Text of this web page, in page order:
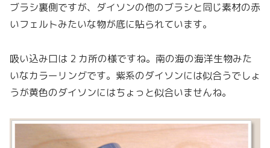
ブラシ裏側ですが、ダイソンの他のブラシと同じ素材の赤
いフェルトみたいな物が底に貼られています。
吸い込み口は 2 カ所の様ですね。南の海の海洋生物みた
いなカラーリングです。紫系のダイソンには似合うでしょ
うが黄色のダイソンにはちょっと似合いませんね。